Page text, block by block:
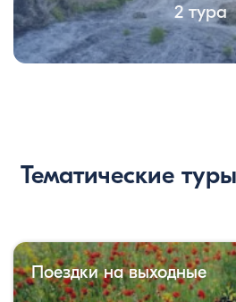
2 тура
Тематические
Поездки на выходные